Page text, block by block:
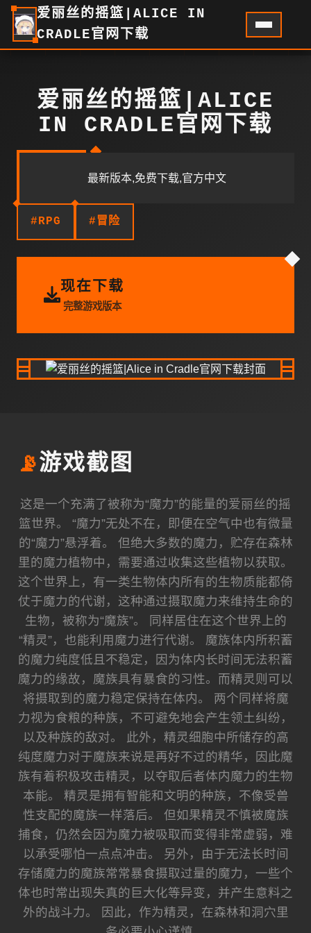
爱丽丝的摇篮|ALICE IN
CRADLE官网下载
爱丽丝的摇篮|ALICE
IN CRADLE官网下载
最新版本,免费下载,官方中文
#RPG #冒险
现在下载
完整游戏版本
📡游戏截图
这是一个充满了被称为“魔力”的能量的爱丽丝的摇
篮世界。 “魔力”无处不在，即便在空气中也有微量
的“魔力”悬浮着。 但绝大多数的魔力，贮存在森林
里的魔力植物中，需要通过收集这些植物以获取。
这个世界上，有一类生物体内所有的生物质能都倚
仗于魔力的代谢，这种通过摄取魔力来维持生命的
生物，被称为“魔族”。 同样居住在这个世界上的
“精灵”，也能利用魔力进行代谢。 魔族体内所积蓄
的魔力纯度低且不稳定，因为体内长时间无法积蓄
魔力的缘故，魔族具有暴食的习性。而精灵则可以
将摄取到的魔力稳定保持在体内。 两个同样将魔
力视为食粮的种族，不可避免地会产生领土纠纷，
以及种族的敌对。 此外，精灵细胞中所储存的高
纯度魔力对于魔族来说是再好不过的精华，因此魔
族有着积极攻击精灵，以夺取后者体内魔力的生物
本能。 精灵是拥有智能和文明的种族，不像受兽
性支配的魔族一样落后。 但如果精灵不慎被魔族
捕食，仍然会因为魔力被吸取而变得非常虚弱，难
以承受哪怕一点点冲击。 另外，由于无法长时间
存储魔力的魔族常常暴食摄取过量的魔力，一些个
体也时常出现失真的巨大化等异变，并产生意料之
外的战斗力。 因此，作为精灵，在森林和洞穴里